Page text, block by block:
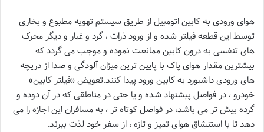
هوای ورودی به کابین اتومبیل از طریق سیستم تهویه مطبوع و بخاری
توسط این قطعه فیلتر شده و از ورود ذرات ، گرد و غبار و دیگر محرک
های تنفسی به درون کابین ممانعت نموده و موجب می گردد که
بیشترین مقدار هوای پاک با پایین ترین میزان آلودگی و صدا از دریچه
های ورودی داشبورد به کابین ورود پیدا کنند.تعویض «فیلتر کابین»
خودرو ، در فواصل پیشنهاد شده و یا حتی در مناطقی که در آن دوده و
گرده بیش تر می باشد، در فواصل کوتاه تر ، به مسافران این اجازه را می
دهد تا با استنشاق هوای تمیز و تازه ، از سفر خود لذت ببرند.